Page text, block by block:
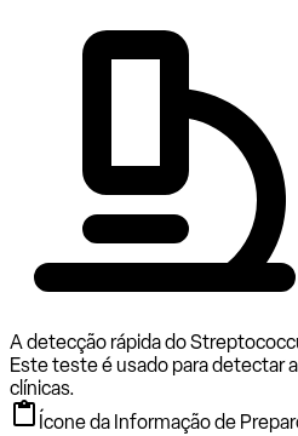
A detecção rápida do
Este teste é usado para detectar
clínicas.
Ícone da Informação de